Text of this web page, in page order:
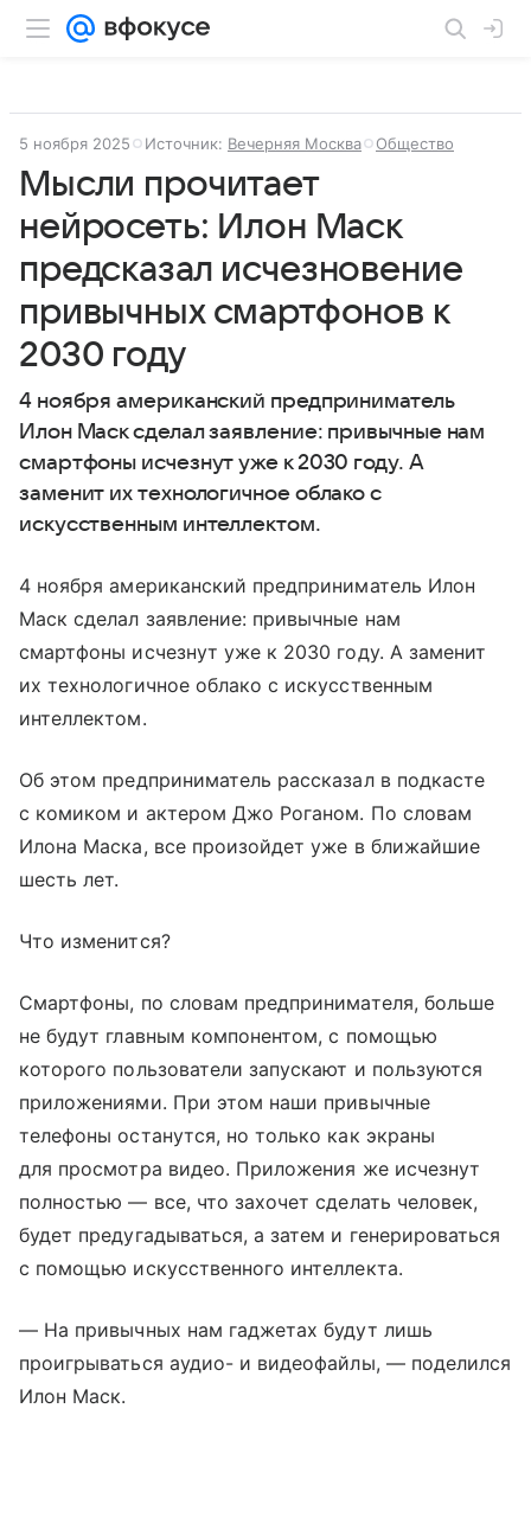
5 ноября 2025 Источник: Вечерняя Москва Общество
Мысли прочитает
нейросеть: Илон Маск
предсказал исчезновение
привычных смартфонов к
2030 году
4 ноября американский предприниматель
Илон Маск сделал заявление: привычные нам
смартфоны исчезнут уже к 2030 году. А
заменит их технологичное облако с
искусственным интеллектом.
4 ноября американский предприниматель Илон
Маск сделал заявление: привычные нам
смартфоны исчезнут уже к 2030 году. А заменит
их технологичное облако с искусственным
интеллектом.
Об этом предприниматель рассказал в подкасте
с комиком и актером Джо Роганом. По словам
Илона Маска, все произойдет уже в ближайшие
шесть лет.
Что изменится?
Смартфоны, по словам предпринимателя, больше
не будут главным компонентом, с помощью
которого пользователи запускают и пользуются
приложениями. При этом наши привычные
телефоны останутся, но только как экраны
для просмотра видео. Приложения же исчезнут
полностью — все, что захочет сделать человек,
будет предугадываться, а затем и генерироваться
с помощью искусственного интеллекта.
— На привычных нам гаджетах будут лишь
проигрываться аудио- и видеофайлы, — поделился
Илон Маск.